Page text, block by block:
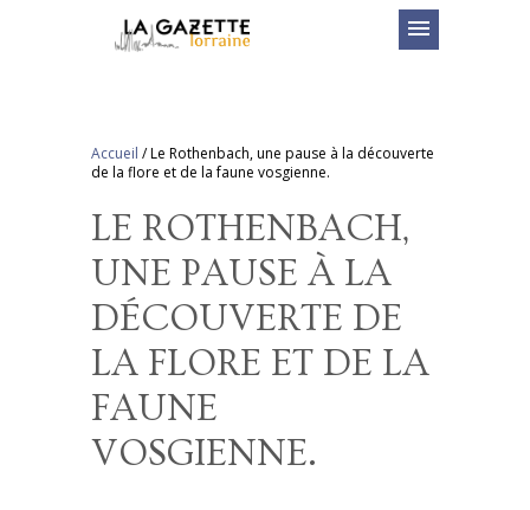
menu
Accueil /Le Rothenbach, une pause à la découverte
de la flore et de la faune vosgienne.
LE ROTHENBACH,
UNE PAUSE À LA
DÉCOUVERTE DE
LA FLORE ET DE LA
FAUNE
VOSGIENNE.